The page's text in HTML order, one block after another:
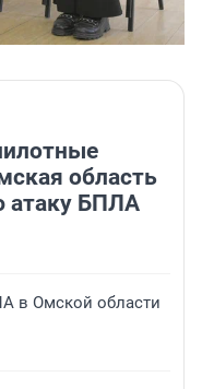
область
атаку БПЛА
в Омской области